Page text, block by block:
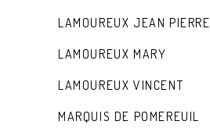
LAMOUREUX JEAN PIERRE
LAMOUREUX MARY
LAMOUREUX VINCENT
MARQUIS DE POMEREUIL